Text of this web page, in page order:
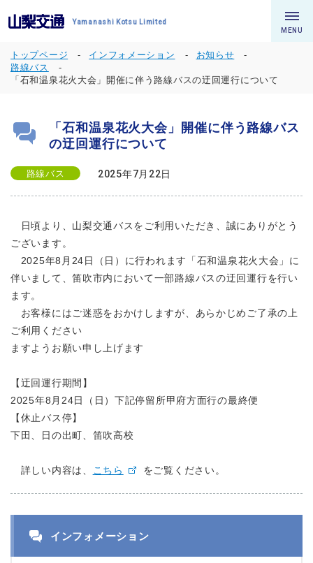
Yamanashi Kotsu Limited
MENU
トップページ インフォメーション
お知らせ
路線バス
「石和温泉花火大会」開催に伴う路線バスの迂回運行について
「石和温泉花火大会」開催に伴う路線バス
の迂回運行について
路線バス 2025年7月22日
日頃より、山梨交通バスをご利用いただき、誠にありがとう
ございます。
2025年8月24日（日）に行われます「石和温泉花火大会」に
伴いまして、笛吹市内において一部路線バスの迂回運行を行い
ます。
お客様にはご迷惑をおかけしますが、あらかじめご了承の上
ご利用ください
ますようお願い申し上げます
【迂回運行期間】
2025年8月24日（日）下記停留所甲府方面行の最終便
【休止バス停】
下田、日の出町、笛吹高校
詳しい内容は、 こちら をご覧ください。
インフォメーション